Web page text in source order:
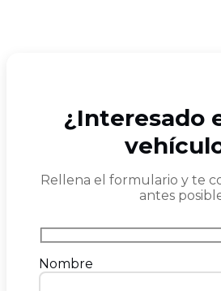
¿Interesado
Rellena el formulario y te
antes
Nombre